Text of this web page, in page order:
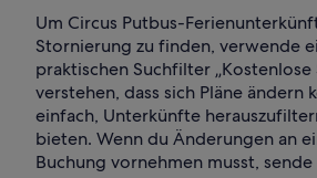
Um Circus Putbus-
Stornierung zu finden, verwende
praktischen Suchfilter
verstehen, dass sich Pläne ändern
einfach, Unterkünfte
bieten. Wenn du Änderungen an
Buchung vornehmen musst,